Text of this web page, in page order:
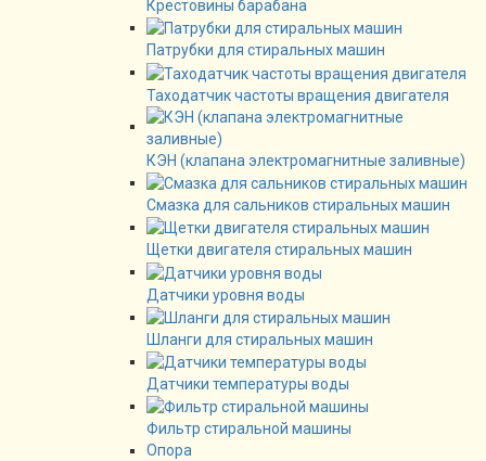
Крестовины барабана
Патрубки для стиральных машин
Таходатчик частоты вращения двигателя
КЭН (клапана электромагнитные заливные)
Смазка для сальников стиральных машин
Щетки двигателя стиральных машин
Датчики уровня воды
Шланги для стиральных машин
Датчики температуры воды
Фильтр стиральной машины
Опора